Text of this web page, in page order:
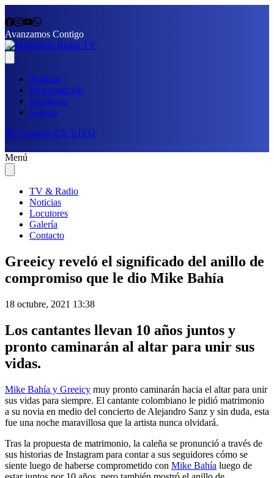
Avanzamos Contigo
Noticias
Programación
Locutores
Galería
📩 Contacto EN VIVO
Menú
TV & Radio
Noticias
Locutores
Galería
Contacto
Greeicy reveló el significado del anillo de
compromiso que le dio Mike Bahía
18 octubre, 2021 13:38
Los cantantes llevan 10 años juntos y
pronto caminarán al altar para unir sus
vidas.
Mike Bahía y Greeicy muy pronto caminarán hacia el altar para unir
sus vidas para siempre. El cantante colombiano le pidió matrimonio
a su novia en medio del concierto de Alejandro Sanz y sin duda, esta
fue una noche maravillosa que la artista nunca olvidará.
Tras la propuesta de matrimonio, la caleña se pronunció a través de
sus historias de Instagram para contar a sus seguidores cómo se
siente luego de haberse comprometido con Mike Bahía luego de